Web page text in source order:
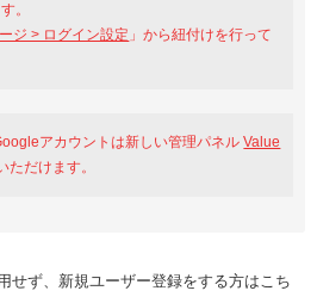
。
ジ > ログイン設定 」から紐付けを行って
アカウントは新しい管理パネルValue
ただけます。
せず、新規ユーザー登録をする方はこち